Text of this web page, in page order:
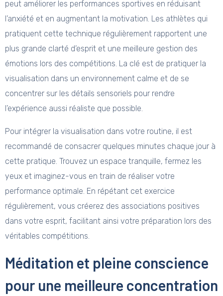
peut améliorer les performances sportives en réduisant
l’anxiété et en augmentant la motivation. Les athlètes qui
pratiquent cette technique régulièrement rapportent une
plus grande clarté d’esprit et une meilleure gestion des
émotions lors des compétitions. La clé est de pratiquer la
visualisation dans un environnement calme et de se
concentrer sur les détails sensoriels pour rendre
l’expérience aussi réaliste que possible.
Pour intégrer la visualisation dans votre routine, il est
recommandé de consacrer quelques minutes chaque jour à
cette pratique. Trouvez un espace tranquille, fermez les
yeux et imaginez-vous en train de réaliser votre
performance optimale. En répétant cet exercice
régulièrement, vous créerez des associations positives
dans votre esprit, facilitant ainsi votre préparation lors des
véritables compétitions.
Méditation et pleine conscience
pour une meilleure concentration